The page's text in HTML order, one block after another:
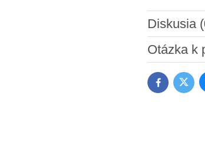
Diskusia
Nový
Otázka k
FacebookTwitter